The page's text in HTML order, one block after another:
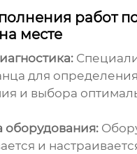
работ
месте
для
и выбора
оборудования:
и